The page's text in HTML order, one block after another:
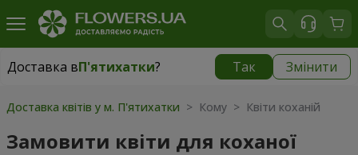
Доставка вП'ятихатки? Так Змінити
Доставка вП'ятихатки|
Доставка квітів у м. П'ятихатки > Кому > Квіти коханій
Замовити квіти для коханої